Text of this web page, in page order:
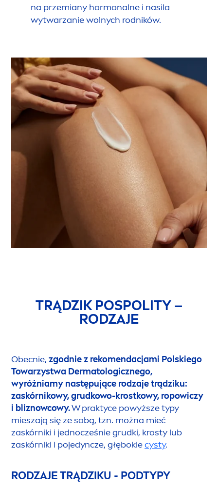
na przemiany hormonalne i nasila
wytwarzanie wolnych rodników.
TRĄDZIK POSPOLITY –
RODZAJE
Obecnie, zgodnie z rekomendacjami Polskiego
Towarzystwa Dermatologicznego,
wyróżniamy następujące rodzaje trądziku:
zaskórnikowy, grudkowo-krostkowy, ropowiczy
i bliznowcowy.W praktyce powyższe typy
mieszają się ze sobą, tzn. można mieć
zaskórniki i jednocześnie grudki, krosty lub
zaskórniki i pojedyncze, głębokiecysty.
RODZAJE TRĄDZIKU - PODTYPY